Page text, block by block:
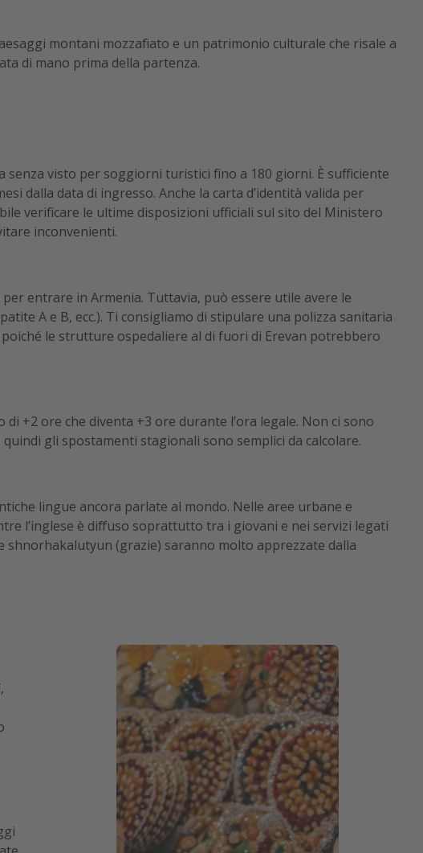
montani mozzafiato e un patrimonio culturale che risale a
di mano prima della partenza.
visto per soggiorni turistici fino a 180 giorni. È sufficiente
dalla data di ingresso. Anche la carta d’identità valida per
verificare le ultime disposizioni ufficiali sul sito del Ministero
inconvenienti.
entrare in Armenia. Tuttavia, può essere utile avere le
A e B, ecc.). Ti consigliamo di stipulare una polizza sanitaria
le strutture ospedaliere al di fuori di Erevan potrebbero
di +2 ore che diventa +3 ore durante l’ora legale. Non ci sono
gli spostamenti stagionali sono semplici da calcolare.
lingue ancora parlate al mondo. Nelle aree urbane e
l’inglese è diffuso soprattutto tra i giovani e nei servizi legati
shnorhakalutyun (grazie) saranno molto apprezzate dalla